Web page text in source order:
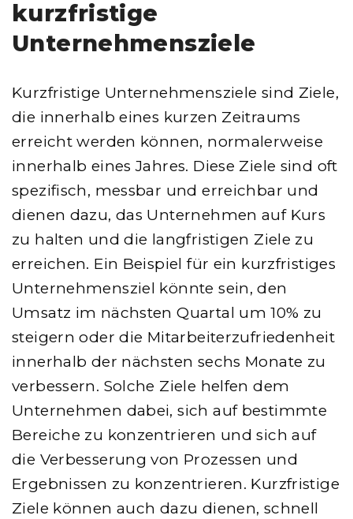
kurzfristige
Unternehmensziele
Kurzfristige Unternehmensziele sind Ziele,
die innerhalb eines kurzen Zeitraums
erreicht werden können, normalerweise
innerhalb eines Jahres. Diese Ziele sind oft
spezifisch, messbar und erreichbar und
dienen dazu, das Unternehmen auf Kurs
zu halten und die langfristigen Ziele zu
erreichen. Ein Beispiel für ein kurzfristiges
Unternehmensziel könnte sein, den
Umsatz im nächsten Quartal um 10% zu
steigern oder die Mitarbeiterzufriedenheit
innerhalb der nächsten sechs Monate zu
verbessern. Solche Ziele helfen dem
Unternehmen dabei, sich auf bestimmte
Bereiche zu konzentrieren und sich auf
die Verbesserung von Prozessen und
Ergebnissen zu konzentrieren. Kurzfristige
Ziele können auch dazu dienen, schnell